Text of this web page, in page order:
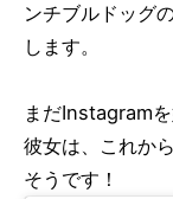
ンチブルドッグ
します。
まだInstagram
彼女は、これか
そうです！